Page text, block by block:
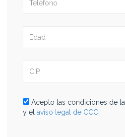
Acepto las condiciones de la
y el aviso legal de CCC